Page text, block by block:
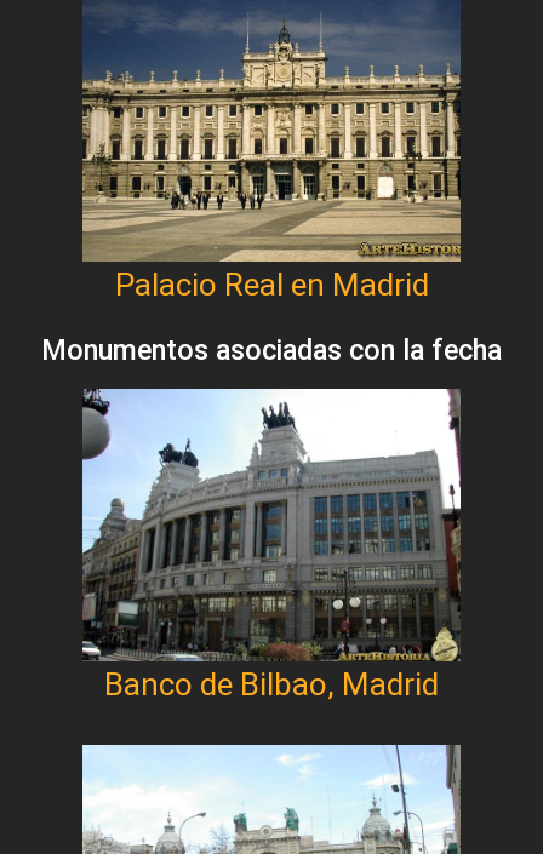
Palacio Real en Madrid
Monumentos asociadas con la fecha
Banco de Bilbao, Madrid